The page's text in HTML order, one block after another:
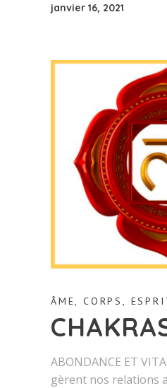
janvier 16, 2021
ÂME,CORPS,
ABONDANCE ET
gèrent nos relations